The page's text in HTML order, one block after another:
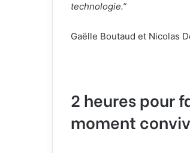
technologie.”
Gaëlle Boutaud et Nicolas
2 heures pour
moment